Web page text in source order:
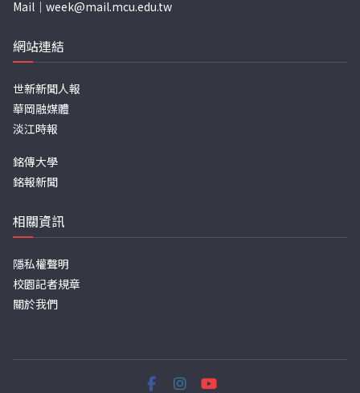
Mail｜ week@mail.mcu.edu.tw
網站連結
世新新聞人報
華岡融媒體
淡江時報
銘傳大學
銘報新聞
相關資訊
隱私權聲明
校園記者規章
關於我們